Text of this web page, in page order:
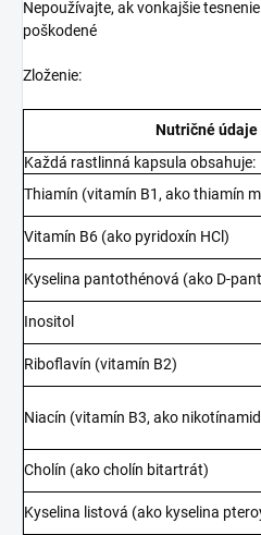
Nepoužívajte, ak vonkajšie
poškodené
Zloženie:
Nutričné údaje
Každá rastlinná kapsula obsahuje:
Thiamín (vitamín B1, ako thiamín
Vitamín B6 (ako pyridoxín HCl)
Kyselina pantothénová (ako D-
Inositol
Riboflavín (vitamín B2)
Niacín (vitamín B3, ako
Cholín (ako cholín bitartrát)
Kyselina listová (ako kyselina